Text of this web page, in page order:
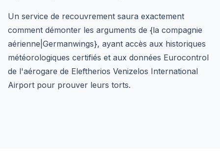
Un service de recouvrement saura exactement
comment démonter les arguments de {la compagnie
aérienne|Germanwings}, ayant accès aux historiques
météorologiques certifiés et aux données Eurocontrol
de l'aérogare de Eleftherios Venizelos International
Airport pour prouver leurs torts.